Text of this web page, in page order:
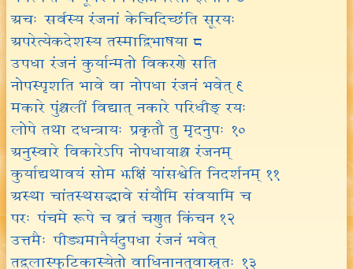
अचः सर्वस्य रंजनां केचिदिच्छंति सूरयः
अपरेत्येकदेशस्य तस्माद्विभाषया ८
उपधा रंजनं कुर्यान्मतो विकरणे सति
नोपस्पृशति भावे वा नोपधा रंजनं भवेत् ९
मकारे पुंश्चलीं विद्यात् नकारे परिधीङ् रयः
लोपे तथा दधन्त्रायः प्रकृतौ तु मृदनुपः १०
अनुस्वारे विकारेऽपि नोपधायाश्च रंजनम्
कुर्याद्यथावयं सोम झक्षिं यांसश्वेति निदर्शनम् ११
अस्था चांतस्थसद्भावे संयौमि संवयामि च
परः पंचमे रूपे च व्रतं चणुत किंचन १२
उत्तमैः पीड्यमानैर्यदुपधा रंजनं भवेत्
तद्वलास्फुटिकास्येतो वाधिनानतुवास्नुतः १३